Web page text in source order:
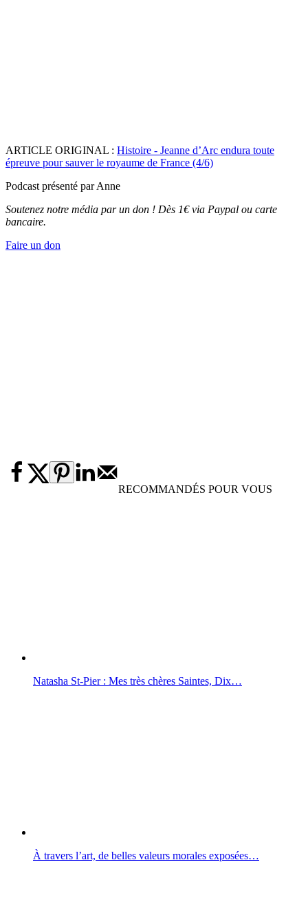
ARTICLE ORIGINAL : Histoire - Jeanne d’Arc endura toute
épreuve pour sauver le royaume de France (4/6)
Podcast présenté par Anne
Soutenez notre média par un don ! Dès 1€ via Paypal ou carte
bancaire.
Faire un don
RECOMMANDÉS POUR VOUS
Natasha St-Pier : Mes très chères Saintes, Dix…
À travers l’art, de belles valeurs morales exposées…